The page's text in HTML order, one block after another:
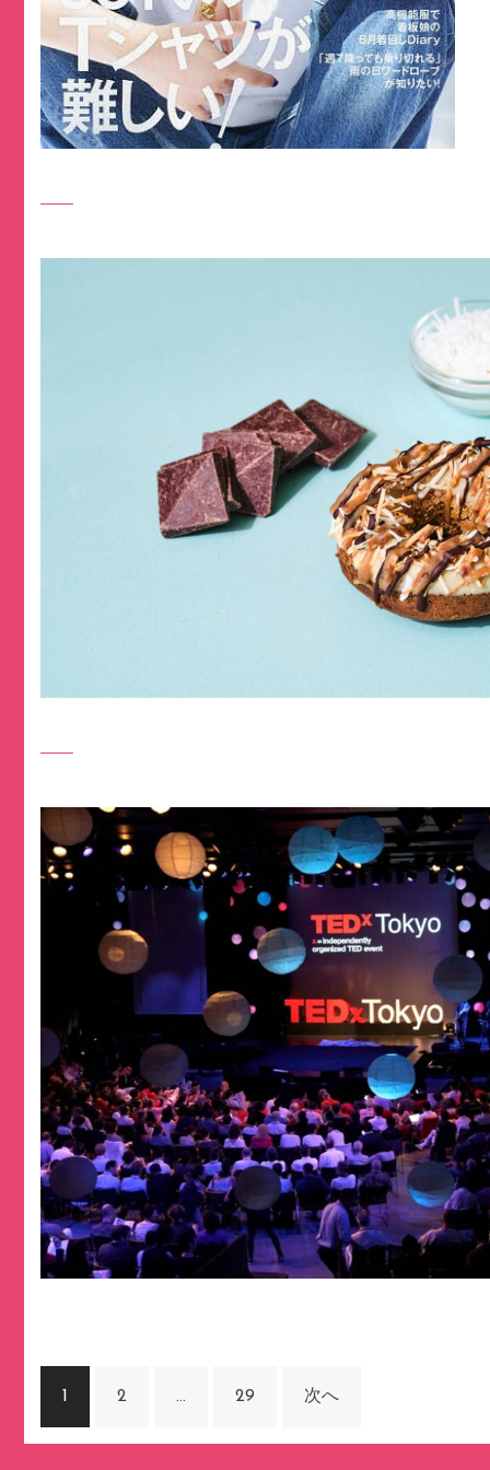
投
稿
1 2 … 29 次へ